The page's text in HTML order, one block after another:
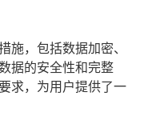
施，包括数据加密、
据的安全性和完整
求，为用户提供了一